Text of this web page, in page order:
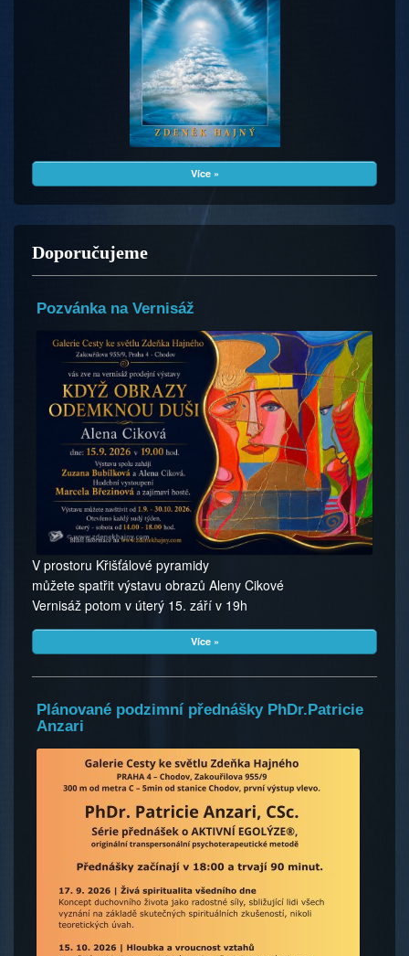
Více »
Doporučujeme
Pozvánka na Vernisáž
V prostoru Křišťálové pyramidy
můžete spatřit výstavu obrazů Aleny Cikové
Vernisáž potom v úterý 15. září v 19h
Více »
Plánované podzimní přednášky PhDr.Patricie
Anzari